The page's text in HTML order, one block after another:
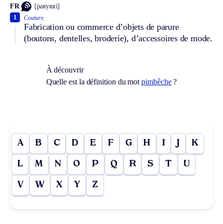
FR [paʀyʀʀi]
Couture.
Fabrication ou commerce d’objets de parure
(boutons, dentelles, broderie), d’accessoires de mode.
1
À découvrir
Quelle est la définition du motpimbêche?
A B C D E F G H I J K
L M N O P Q R S T U
V W X Y Z